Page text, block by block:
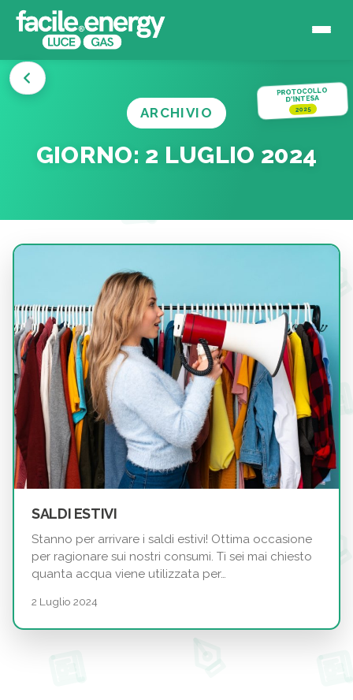
PROTOCOLLO
D'INTESA
2025
ARCHIVIO
GIORNO: 2 LUGLIO 2024
SALDI ESTIVI
Stanno per arrivare i saldi estivi! Ottima occasione
per ragionare sui nostri consumi. Ti sei mai chiesto
quanta acqua viene utilizzata per…
2 Luglio 2024